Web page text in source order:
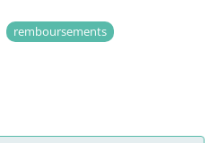
remboursements